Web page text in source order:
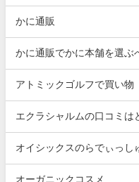
かに通販
かに通販でかに本舗を選ぶ
アトミックゴルフで買い物
エクラシャルムの口コミは
オイシックスのらでぃっし
オーガニックコスメ